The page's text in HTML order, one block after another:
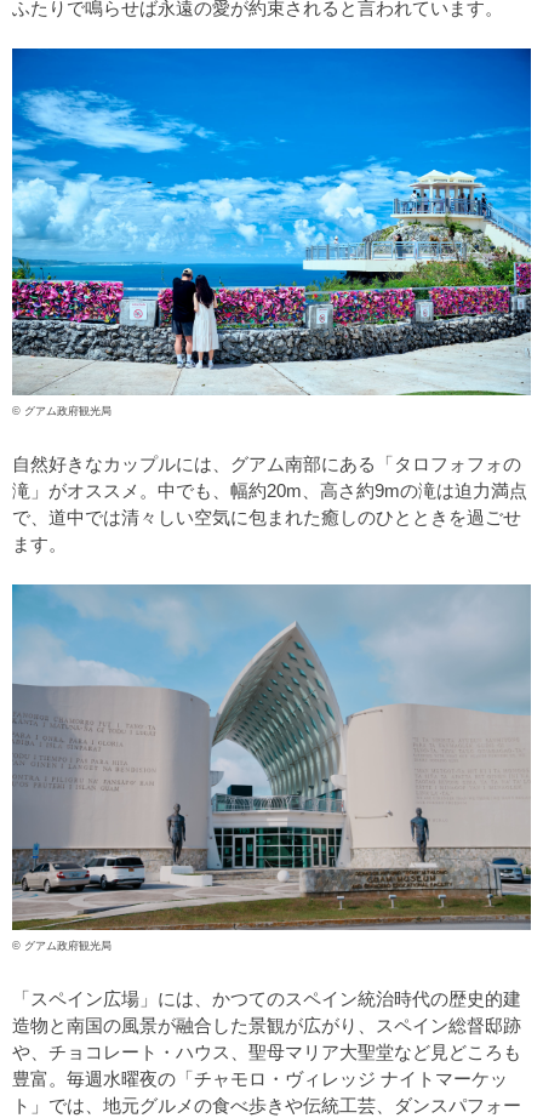
ふたりで鳴らせば永遠の愛が約束されると言われています。
© グアム政府観光局
自然好きなカップルには、グアム南部にある「タロフォフォの
滝」がオススメ。中でも、幅約20m、高さ約9mの滝は迫力満点
で、道中では清々しい空気に包まれた癒しのひとときを過ごせ
ます。
© グアム政府観光局
「スペイン広場」には、かつてのスペイン統治時代の歴史的建
造物と南国の風景が融合した景観が広がり、スペイン総督邸跡
や、チョコレート・ハウス、聖母マリア大聖堂など見どころも
豊富。毎週水曜夜の「チャモロ・ヴィレッジ ナイトマーケッ
ト」では、地元グルメの食べ歩きや伝統工芸、ダンスパフォー